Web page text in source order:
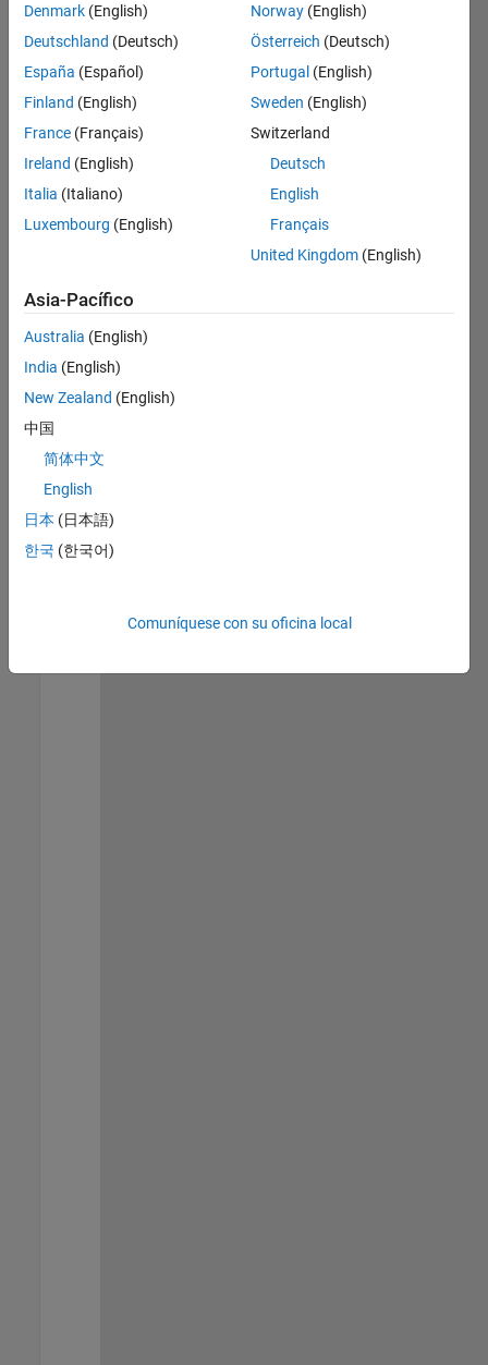
Explore
y
ejemplos
didácticos
desarrollados
por
MathWorks
docentes
líderes.
Contenido principal
Buscar
Buscar
Ordenar por
Denmark (English)
Deutschland (Deutsch)
España (Español)
Finland (English)
France (Français)
Ireland (English)
Italia (Italiano)
Luxembourg (English)
Norway (English)
Österreich (Deutsch)
Portugal (English)
Sweden (English)
Switzerland
Deutsch
English
Français
United Kingdom (English)
Asia-Pacífico
Australia (English)
India (English)
New Zealand (English)
中国
简体中文
English
日本 (日本語)
한국 (한국어)
Comuníquese con su oficina local